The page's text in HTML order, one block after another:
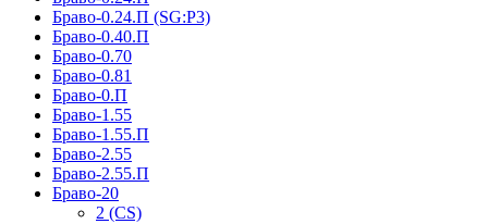
Браво-0.24.П (SG:P3)
Браво-0.40.П
Браво-0.70
Браво-0.81
Браво-0.П
Браво-1.55
Браво-1.55.П
Браво-2.55
Браво-2.55.П
Браво-20
2 (CS)